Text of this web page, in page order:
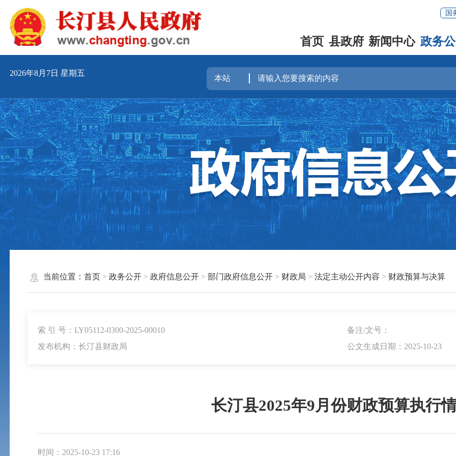
国
首页 县政府 新闻中心 政务
2026年8月7日 星期五
<
当前位置： 首页> 政务公开> 政府信息公开> 部门政府信息公开> 财政局 > 法定主动公开内容 > 财政预算与决算
索 引 号：LY05112-0300-2025-00010
备注/文号：
发布机构：长汀县财政局
公文生成日期：2025-10-23
长汀县2025年9月份财政预算执行
时间：2025-10-23 17:16